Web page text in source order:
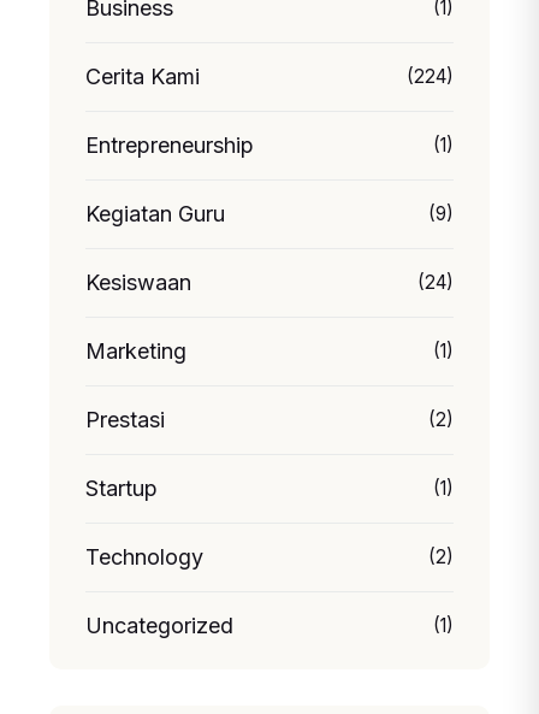
Business (1)
Cerita Kami (224)
Entrepreneurship (1)
Kegiatan Guru (9)
Kesiswaan (24)
Marketing (1)
Prestasi (2)
Startup (1)
Technology (2)
Uncategorized (1)